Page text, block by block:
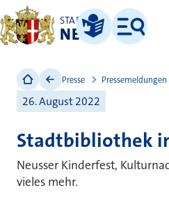
STADT
NEUSS
Leichte Sprache
Menü
Presse Pressemeldungen
26. August 2022
Stadtbibliothek
Neusser Kinderfest,
vieles mehr.